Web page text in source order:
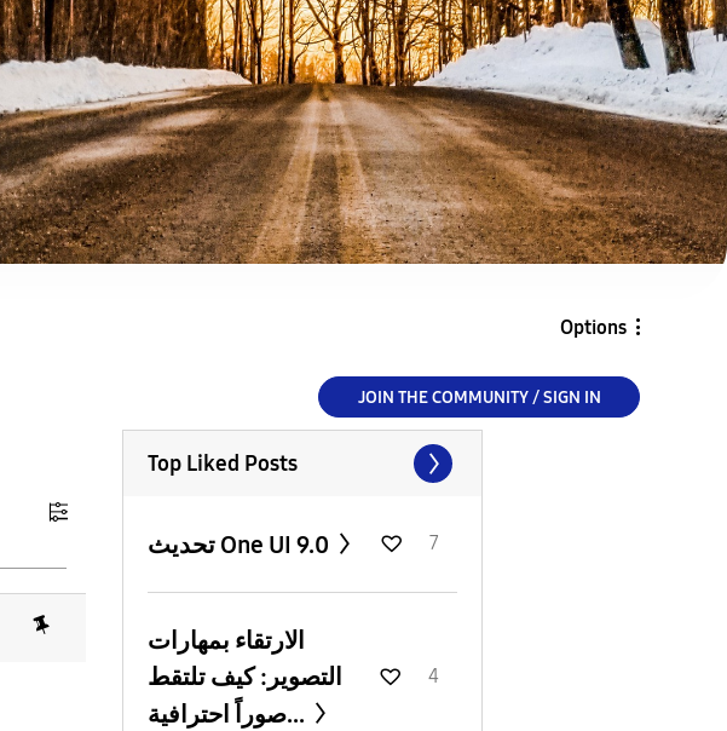
Options
JOIN THE COMMUNITY / SIGN IN
Top Liked Posts
تحديث One UI 9.0 7
الارتقاء بمهارات
التصوير: كيف تلتقط
صوراً احترافية...
4